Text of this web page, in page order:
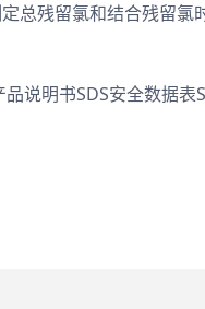
总残留氯和结合残留氯
说明书SDS安全数据